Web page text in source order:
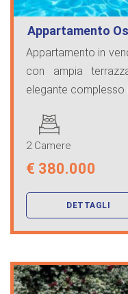
Appartamento
Appartamento in
con ampia
elegante complesso
2 Camere
€ 380.000
DETTAGLI